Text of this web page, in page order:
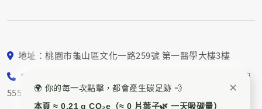
🌍 你的每一次點擊，都會產生碳足跡 💨 ✕
本頁 ≈ 0.21 g CO₂e（≈ 0 片葉子🌿 一天吸碳量）
地址：桃園市龜山區文化一路259號 第一醫學大樓3樓
電話： 03-211-8800 校園永續組5552、5553；社會責任組
5554、5557